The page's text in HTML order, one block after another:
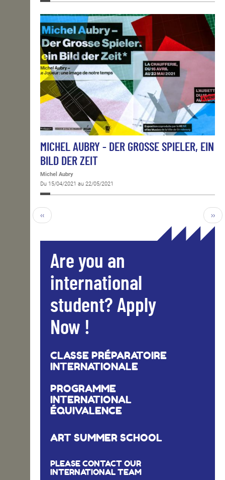
MICHEL AUBRY - DER GROSSE SPIELER, EIN
BILD DER ZEIT
Michel Aubry
Du 15/04/2021 au 22/05/2021
‹‹ ››
Are you an
international
student? Apply
Now !
CLASSE PRÉPARATOIRE
INTERNATIONALE
PROGRAMME
INTERNATIONAL
ÉQUIVALENCE
ART SUMMER SCHOOL
PLEASE CONTACT OUR
INTERNATIONAL TEAM